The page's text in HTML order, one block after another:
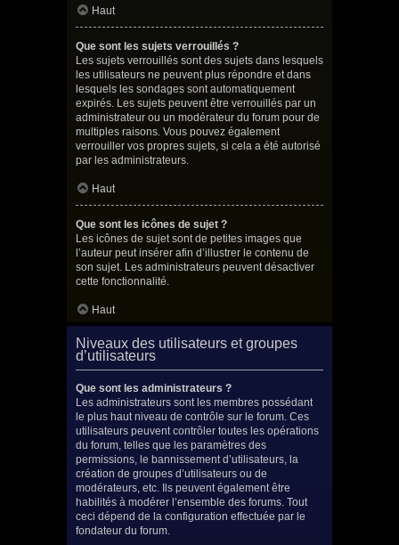
Haut
Que sont les sujets verrouillés ?
Les sujets verrouillés sont des sujets dans lesquels
les utilisateurs ne peuvent plus répondre et dans
lesquels les sondages sont automatiquement
expirés. Les sujets peuvent être verrouillés par un
administrateur ou un modérateur du forum pour de
multiples raisons. Vous pouvez également
verrouiller vos propres sujets, si cela a été autorisé
par les administrateurs.
Haut
Que sont les icônes de sujet ?
Les icônes de sujet sont de petites images que
l’auteur peut insérer afin d’illustrer le contenu de
son sujet. Les administrateurs peuvent désactiver
cette fonctionnalité.
Haut
Niveaux des utilisateurs et groupes
d’utilisateurs
Que sont les administrateurs ?
Les administrateurs sont les membres possédant
le plus haut niveau de contrôle sur le forum. Ces
utilisateurs peuvent contrôler toutes les opérations
du forum, telles que les paramètres des
permissions, le bannissement d’utilisateurs, la
création de groupes d’utilisateurs ou de
modérateurs, etc. Ils peuvent également être
habilités à modérer l’ensemble des forums. Tout
ceci dépend de la configuration effectuée par le
fondateur du forum.